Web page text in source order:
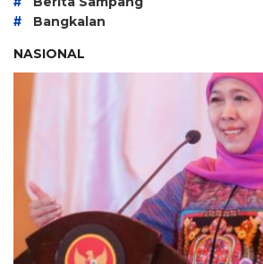
#
Bangkalan
NASIONAL